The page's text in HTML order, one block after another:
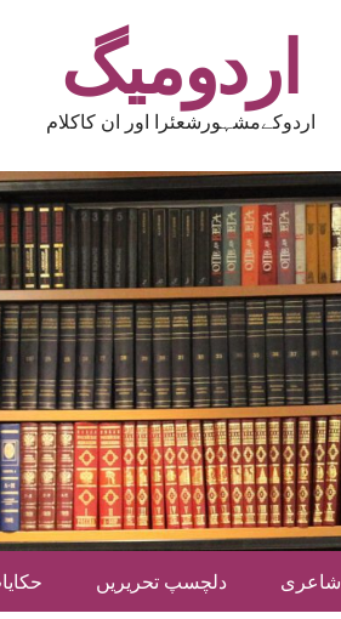
اردومیگ
اردوکےمشہورشعئرا اور ان کاکلام
دلچسپ تحریریں شاعری